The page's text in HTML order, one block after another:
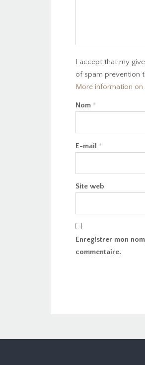
I accept that my
of spam prevention
More information on
Nom *
E-mail *
Site web
Enregistrer mon
commentaire.